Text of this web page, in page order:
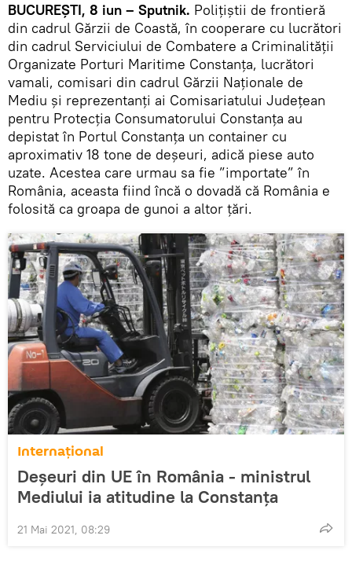
BUCUREȘTI, 8 iun – Sputnik. Polițiștii de frontieră
din cadrul Gărzii de Coastă, în cooperare cu lucrători
din cadrul Serviciului de Combatere a Criminalității
Organizate Porturi Maritime Constanța, lucrători
vamali, comisari din cadrul Gărzii Naționale de
Mediu și reprezentanți ai Comisariatului Județean
pentru Protecția Consumatorului Constanţa au
depistat în Portul Constanța un container cu
aproximativ 18 tone de deşeuri, adică piese auto
uzate. Acestea care urmau sa fie ”importate” în
România, aceasta fiind încă o dovadă că România e
folosită ca groapa de gunoi a altor țări.
Internaţional
Deșeuri din UE în România - ministrul
Mediului ia atitudine la Constanța
21 Mai 2021, 08:29